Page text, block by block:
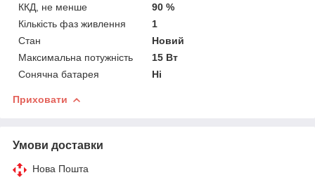
ККД, не менше
90 %
Кількість фаз живлення
1
Стан
Новий
Максимальна потужність
15 Вт
Сонячна батарея
Ні
Приховати
Умови доставки
Нова Пошта